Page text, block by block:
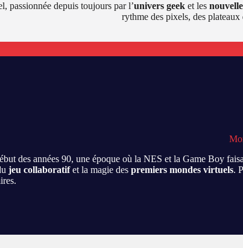
passionnée depuis toujours par l’univers geek et les
rythme des pixels, des
des années 90, une époque où la NES et la Game Boy
jeu collaboratifet la magie des premiers mondes virtuels.